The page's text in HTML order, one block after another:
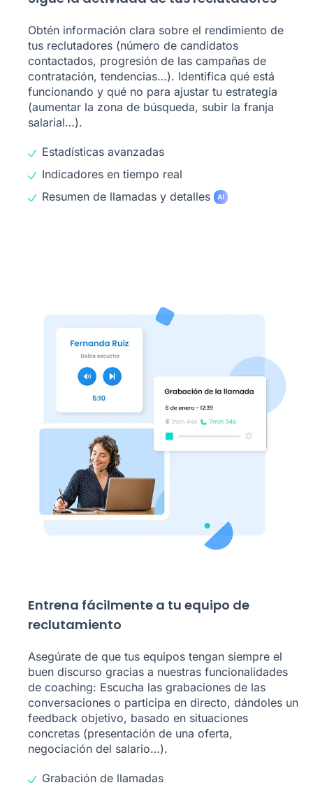
Obtén información clara sobre el rendimiento de
tus reclutadores (número de candidatos
contactados, progresión de las campañas de
contratación, tendencias…). Identifica qué está
funcionando y qué no para ajustar tu estrategia
(aumentar la zona de búsqueda, subir la franja
salarial…).
Estadísticas avanzadas
Indicadores en tiempo real
Resumen de llamadas y detalles
Entrena fácilmente a tu equipo de
reclutamiento
Asegúrate de que tus equipos tengan siempre el
buen discurso gracias a nuestras funcionalidades
de coaching: Escucha las grabaciones de las
conversaciones o participa en directo, dándoles un
feedback objetivo, basado en situaciones
concretas (presentación de una oferta,
negociación del salario…).
Grabación de llamadas